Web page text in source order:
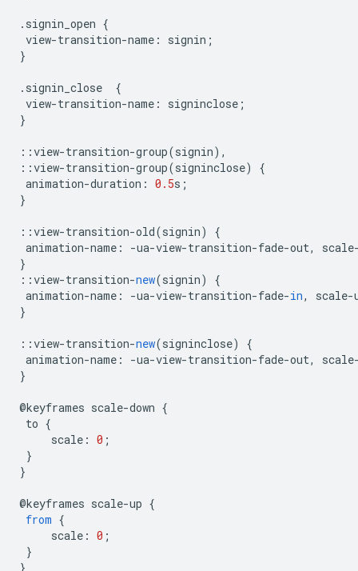
. signin_open {
view-transition-name : signin ;
}
. signin_close
{
view-transition-name : signinclose ;
}
::view-transition-group(signin),
::view-transition-group(signinclose)
{
animation-duration : 0.5s ;
}
::view-transition-old(signin)
{
animation-name : -ua-view-transition-fade-out, scale
}
::view-transition-new(signin)
{
animation-name : -ua-view-transition-fade-in, scale-
}
::view-transition-new(signinclose)
{
animation-name : -ua-view-transition-fade-out, scale
}
@keyframes scale-down {
to {
scale : 0 ;
}
}
@keyframes scale-up {
from {
scale : 0 ;
}
}